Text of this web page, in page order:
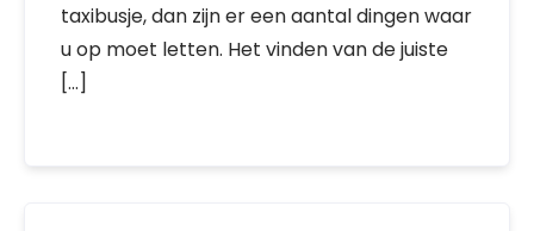
taxibusje, dan zijn er een aantal dingen waar
u op moet letten. Het vinden van de juiste
[…]